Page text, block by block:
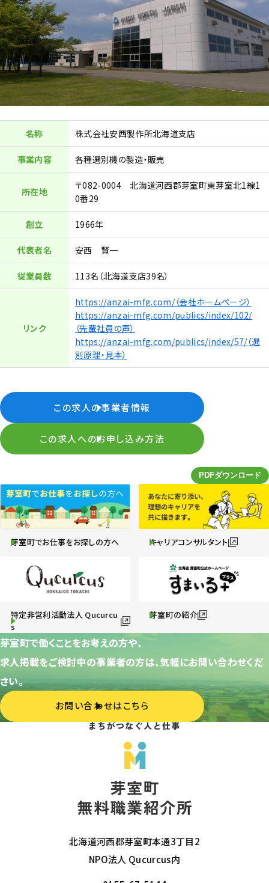
名称 株式会社安西製作所北海道支店
事業内容 各種選別機の製造・販売
所在地
〒082-0004 北海道河西郡芽室町東芽室北1線1
0番29
創立 1966年
代表者名 安西 賢一
従業員数 113名（北海道支店39名）
リンク
https://anzai-mfg.com/（会社ホームページ）
https://anzai-mfg.com/publics/index/102/
（先輩社員の声）
https://anzai-mfg.com/publics/index/57/（選
別原理・見本）
この求人の事業者情報
この求人へのお申し込み方法
芽室町でお仕事をお探しの方へ キャリアコンサルタント
特定非営利活動法人 Qucurcu
s
芽室町の紹介
芽室町で働くことをお考えの方や、
求人掲載をご検討中の事業者の方は、気軽にお問い合わせくだ
さい。
お問い合わせはこちら
北海道河西郡芽室町本通3丁目2
NPO法人 Qucurcus内